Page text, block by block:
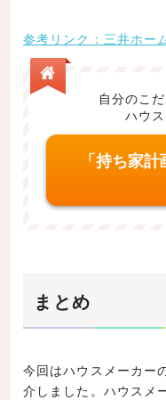
参考リンク：三井ホー
自分のこ
ハウ
「持ち家
まとめ
今回はハウスメーカー
介しました。ハウスメ